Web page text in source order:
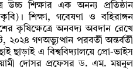
উচ্চ শিক্ষার এক অনন্য প্রতিষ্ঠান
শিক্ষা, গবেষণা ও বহিরাঙ্গন
কৃষিক্ষেত্রে অনবদ্য অবদান রেখে
গণঅভ্যুত্থান পরবর্তী অন্তর্বর্তী
ছাড়াই এ বিশ্ববিদ্যালয়ে প্রো-ভাইস
দোসর প্রফেসর ড. এম. ময়নুল